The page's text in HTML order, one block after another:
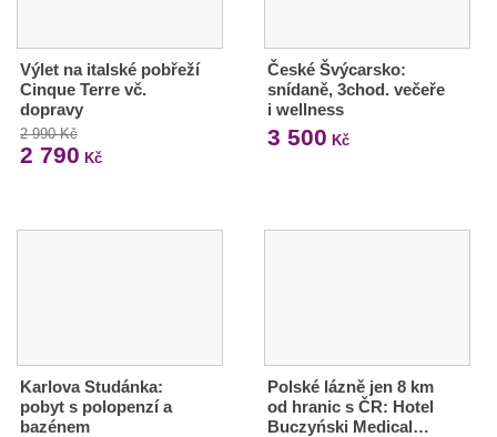
Výlet na italské pobřeží
Cinque Terre vč.
dopravy
2 990 Kč
2 790 Kč
České Švýcarsko:
snídaně, 3chod. večeře
i wellness
3 500 Kč
Karlova Studánka:
pobyt s polopenzí a
bazénem
Polské lázně jen 8 km
od hranic s ČR: Hotel
Buczyński Medical…